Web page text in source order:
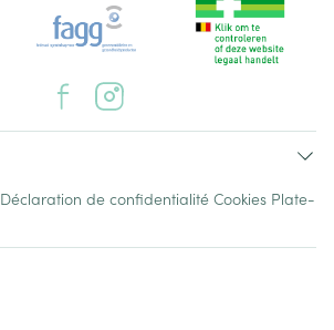
Déclaration de confidentialité Cookies Plate-